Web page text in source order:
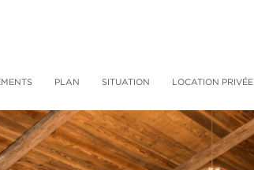
PLAN SITUATION LOCATION PRIVÉE